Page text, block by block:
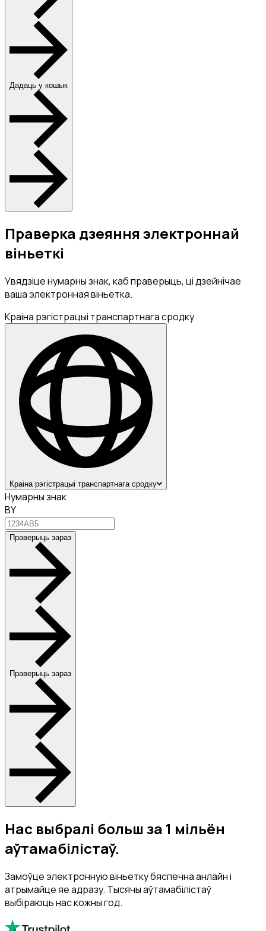
Дадаць у кошык
Праверка дзеяння электроннай
віньеткі
Увядзіце нумарны знак, каб праверыць, ці дзейнічае
ваша электронная віньетка.
Краіна рэгістрацыі транспартнага сродку
Краіна рэгістрацыі транспартнага сродку
Нумарны знак
BY
Праверыць зараз
Праверыць зараз
Нас выбралі больш за 1 мільён
аўтамабілістаў.
Замоўце электронную віньетку бяспечна анлайн і
атрымайце яе адразу. Тысячы аўтамабілістаў
выбіраюць нас кожны год.